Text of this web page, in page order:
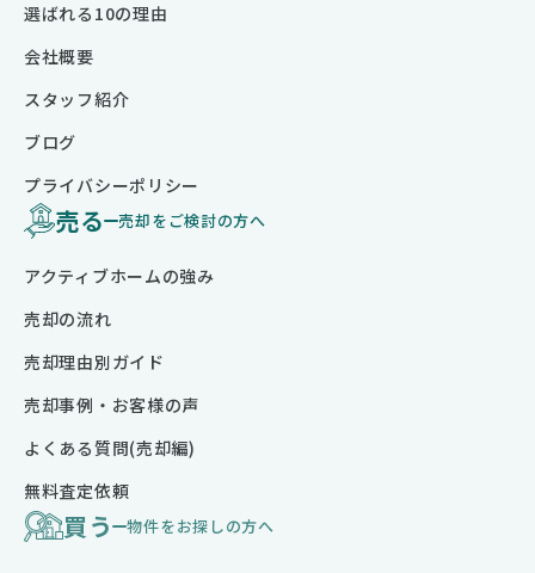
売る 売却をご検討の方へ
アクティブホームの強み
売却の流れ
売却理由別ガイド
売却事例・お客様の声
よくある質問(売却編)
無料査定依頼
買う 物件をお探しの方へ
選ばれる10の理由
会社概要
スタッフ紹介
ブログ
プライバシーポリシー